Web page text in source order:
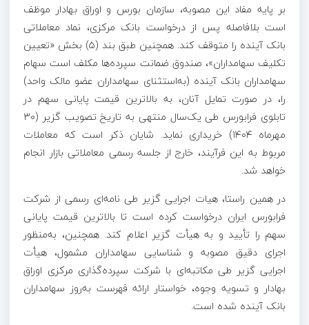
بر پایه مفاد این مصوبه، سازمان بورس و اوراق بهادار موظف
است بلافاصله پس از درخواست بانک مرکزی، نماد معاملاتی
بانک آینده را متوقف کند. همچنین طبق بند (۵) بخش «تعیین
تکلیف سهامداران»، صندوق ضمانت سپرده‌ها مکلف است سهام
سهامداران بانک آینده (به‌استثنای سهامداران عضو مالک واحد)
را، در صورت تمایل آنان، به بالاترین قیمت پایانی سهم در
تابلوی فرابورس طی یک‌سال منتهی به تاریخ تصویب گزیر (۳۰
مهرماه ۱۴۰۴) خریداری نماید. شایان ذکر است که معاملات
مربوط به این فرآیند، خارج از جلسه رسمی معاملاتی بازار انجام
خواهد شد.
در همین راستا، هیات اجرایی گزیر طی نامه‌ای رسمی از شرکت
فرابورس ایران درخواست کرده است تا بالاترین قیمت پایانی
سهم را تأیید و به هیأت گزیر اعلام کند. همچنین، به‌منظور
اجرای دقیق مصوبه و شناسایی سهامداران مشمول، هیأت
اجرایی گزیر طی مکاتبه‌ای با شرکت سپرده‌گذاری مرکزی اوراق
بهادار و تسویه وجوه، خواستار ارائه فهرست به‌روز سهامداران
بانک آینده شده است.